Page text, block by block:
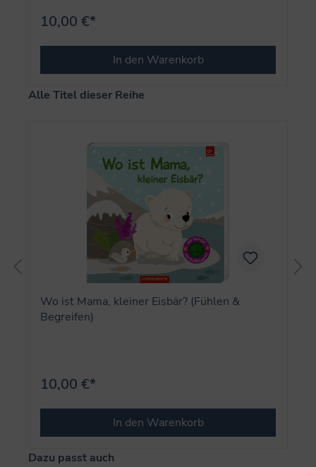
10,00 €*
In den Warenkorb
Produktgalerie überspringen
Alle Titel dieser Reihe
Wo ist Mama, kleiner Eisbär? (Fühlen &
Begreifen)
10,00 €*
In den Warenkorb
Produktgalerie überspringen
Dazu passt auch